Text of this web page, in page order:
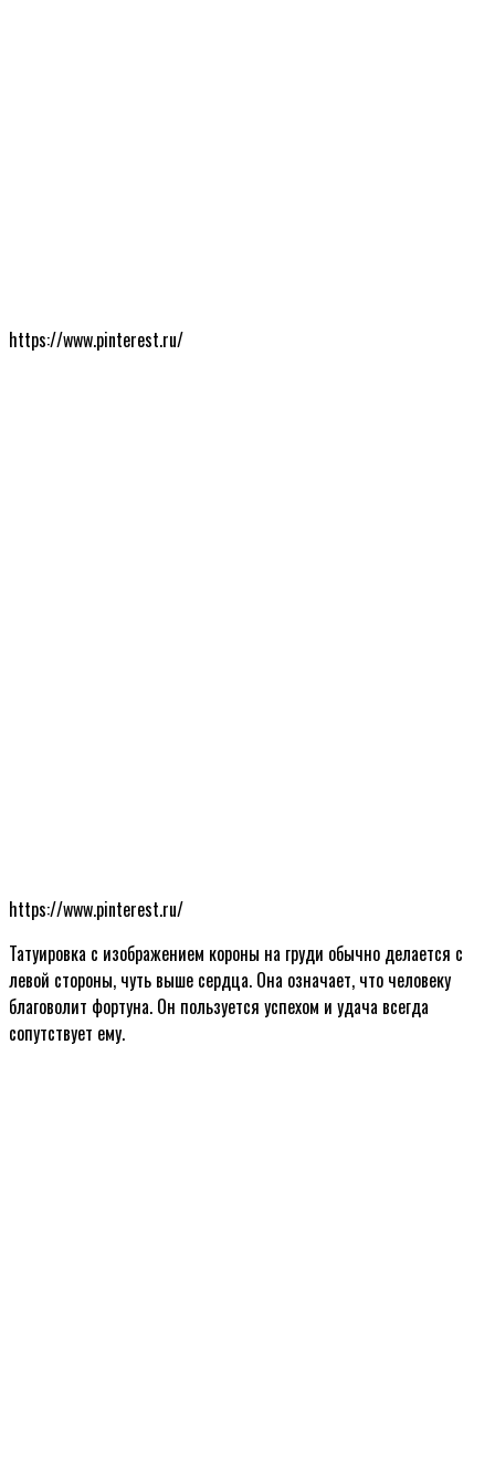
https://www.pinterest.ru/
https://www.pinterest.ru/
Татуировка с изображением короны на груди обычно делается с
левой стороны, чуть выше сердца. Она означает, что человеку
благоволит фортуна. Он пользуется успехом и удача всегда
сопутствует ему.